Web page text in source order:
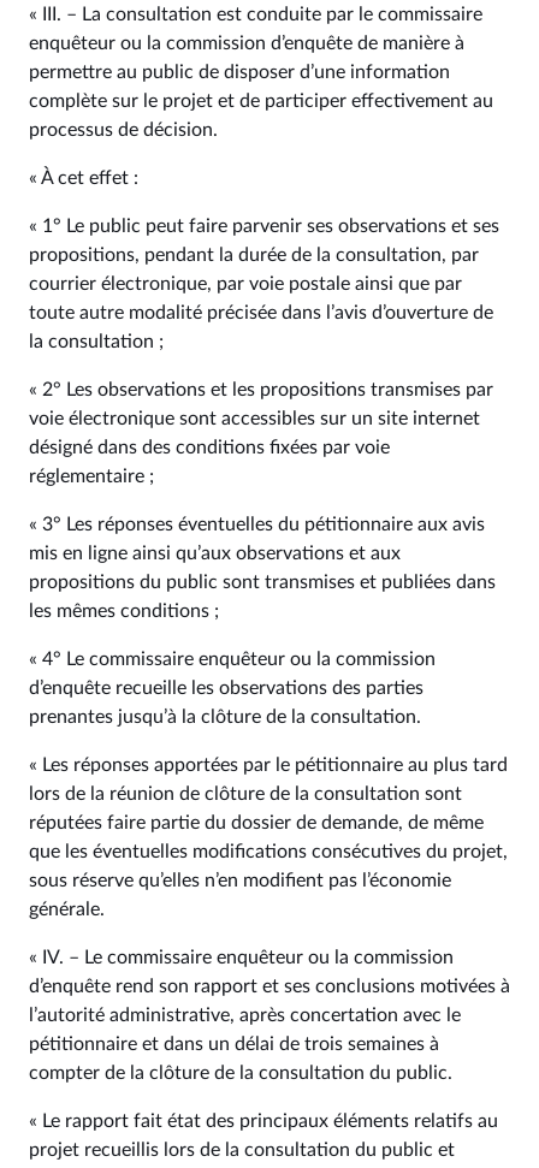
« III. – La consultation est conduite par le commissaire
enquêteur ou la commission d’enquête de manière à
permettre au public de disposer d’une information
complète sur le projet et de participer effectivement au
processus de décision.
« À cet effet :
« 1° Le public peut faire parvenir ses observations et ses
propositions, pendant la durée de la consultation, par
courrier électronique, par voie postale ainsi que par
toute autre modalité précisée dans l’avis d’ouverture de
la consultation ;
« 2° Les observations et les propositions transmises par
voie électronique sont accessibles sur un site internet
désigné dans des conditions fixées par voie
réglementaire ;
« 3° Les réponses éventuelles du pétitionnaire aux avis
mis en ligne ainsi qu’aux observations et aux
propositions du public sont transmises et publiées dans
les mêmes conditions ;
« 4° Le commissaire enquêteur ou la commission
d’enquête recueille les observations des parties
prenantes jusqu’à la clôture de la consultation.
« Les réponses apportées par le pétitionnaire au plus tard
lors de la réunion de clôture de la consultation sont
réputées faire partie du dossier de demande, de même
que les éventuelles modifications consécutives du projet,
sous réserve qu’elles n’en modifient pas l’économie
générale.
« IV. – Le commissaire enquêteur ou la commission
d’enquête rend son rapport et ses conclusions motivées à
l’autorité administrative, après concertation avec le
pétitionnaire et dans un délai de trois semaines à
compter de la clôture de la consultation du public.
« Le rapport fait état des principaux éléments relatifs au
projet recueillis lors de la consultation du public et